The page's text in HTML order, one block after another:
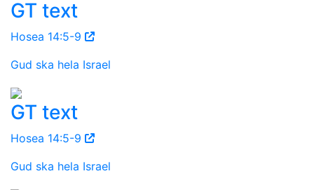
GT text
Hosea 14:5-9
Gud ska hela Israel
GT text
Hosea 14:5-9
Gud ska hela Israel